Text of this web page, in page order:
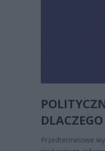
Przedterminowe